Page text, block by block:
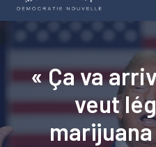
« Ça va
veut